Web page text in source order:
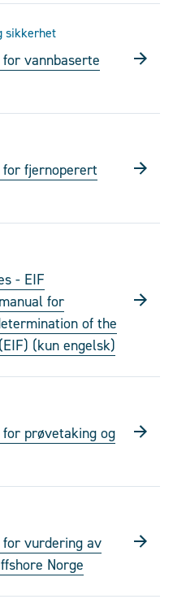
sikkerhet
vannbaserte
fjernoperert
- EIF
for
of the
(kun engelsk)
prøvetaking og
vurdering av
Norge